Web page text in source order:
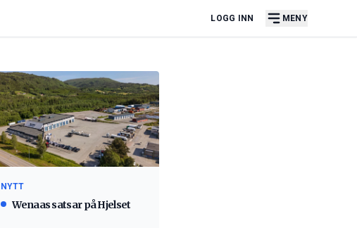
LOGG INN MENY
NYTT
Wenaas satsar på Hjelset